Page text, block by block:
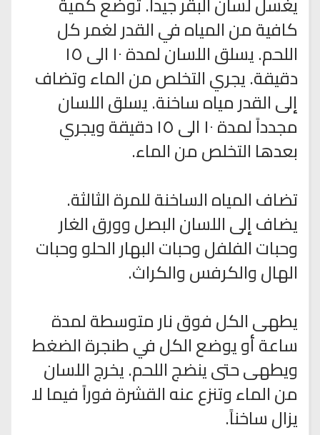
كافية من المياه في القدر لغمر كل
اللحم. يسلق اللسان لمدة ١٠ الى ١٥
دقيقة. يجري التخلص من الماء وتضاف
إلى القدر مياه ساخنة. يسلق اللسان
مجدداً لمدة ١٠ الى ١٥ دقيقة ويجري
بعدها التخلص من الماء.
تضاف المياه الساخنة للمرة الثالثة.
يضاف إلى اللسان البصل وورق الغار
وحبات الفلفل وحبات البهار الحلو وحبات
الهال والكرفس والكراث.
يطهى الكل فوق نار متوسطة لمدة
ساعة أو يوضع الكل في طنجرة الضغط
ويطهى حتى ينضج اللحم. يخرج اللسان
من الماء وتنزع عنه القشرة فوراً فيما لا
يزال ساخناً.